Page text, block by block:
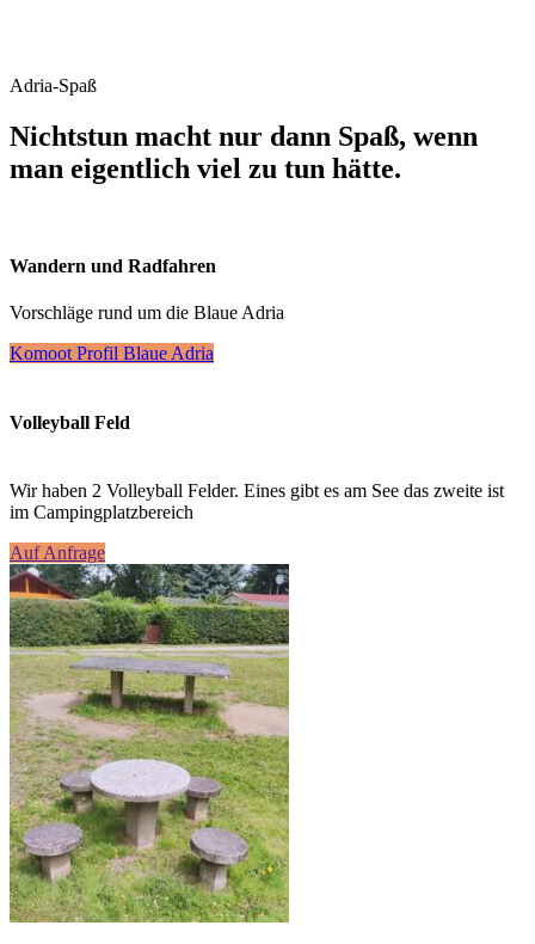
Adria-Spaß
Nichtstun macht nur dann Spaß, wenn
man eigentlich viel zu tun hätte.
Wandern und Radfahren
Vorschläge rund um die Blaue Adria
Komoot Profil Blaue Adria
Volleyball Feld
Wir haben 2 Volleyball Felder. Eines gibt es am See das zweite ist
im Campingplatzbereich
Auf Anfrage